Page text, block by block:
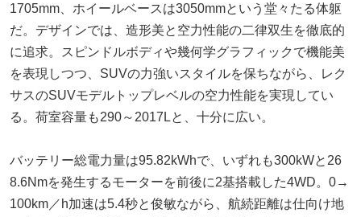
1705mm、ホイールベースは3050mmという堂々たる体躯
だ。デザインでは、造形美と空力性能の二律双生を徹底的
に追求。スピンドルボディや幾何学グラフィックで機能美
を表現しつつ、SUVの力強いスタイルを保ちながら、レク
サスのSUVモデルトップレベルの空力性能を実現してい
る。荷室容量も290～2017Lと、十分に広い。
バッテリー総電力量は95.82kWhで、いずれも300kWと26
8.6Nmを発生するモーターを前後に2基搭載した4WD。0→
100km／h加速は5.4秒と俊敏ながら、航続距離は仕向け地